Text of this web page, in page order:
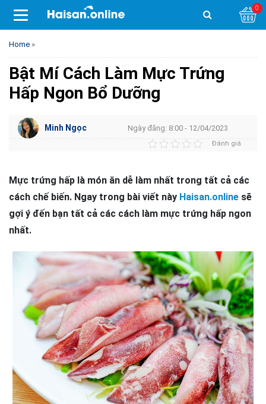
0
Home »
Bật Mí Cách Làm Mực Trứng
Hấp Ngon Bổ Dưỡng
Minh Ngọc Ngày đăng: 8:00 - 12/04/2023
Đánh giá
Mực trứng hấp là món ăn dễ làm nhất trong tất cả các
cách chế biến. Ngay trong bài viết này Haisan.online sẽ
gợi ý đến bạn tất cả các cách làm mực trứng hấp ngon
nhất.